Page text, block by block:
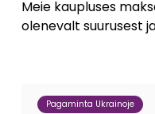
Meie kaupluses
olenevalt suurusest
Pagaminta Ukrainoje